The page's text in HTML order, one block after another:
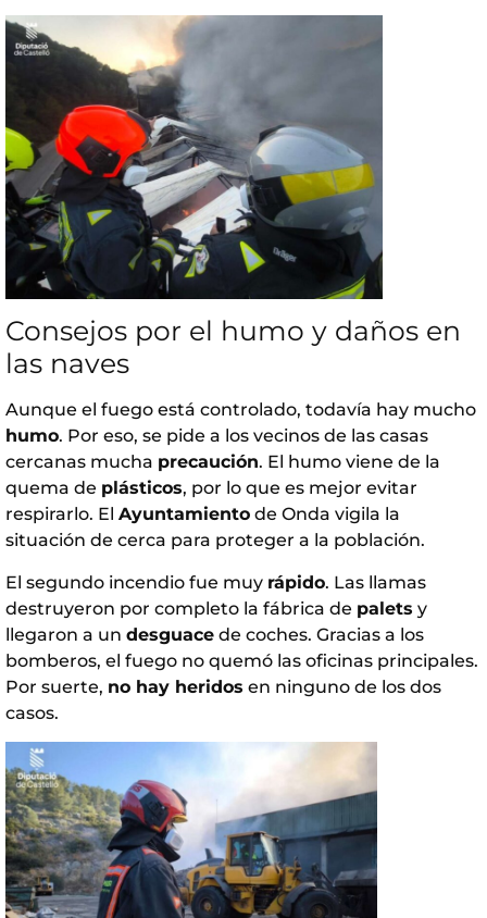
Consejos por el humo y daños en
las naves
Aunque el fuego está controlado, todavía hay mucho
humo. Por eso, se pide a los vecinos de las casas
cercanas mucha precaución. El humo viene de la
quema de plásticos, por lo que es mejor evitar
respirarlo. El Ayuntamiento de Onda vigila la
situación de cerca para proteger a la población.
El segundo incendio fue muy rápido. Las llamas
destruyeron por completo la fábrica de palets y
llegaron a un desguace de coches. Gracias a los
bomberos, el fuego no quemó las oficinas principales.
Por suerte, no hay heridos en ninguno de los dos
casos.